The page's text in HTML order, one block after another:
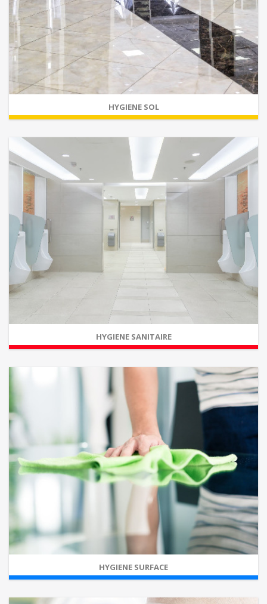
HYGIENE SOL
HYGIENE SANITAIRE
HYGIENE SURFACE